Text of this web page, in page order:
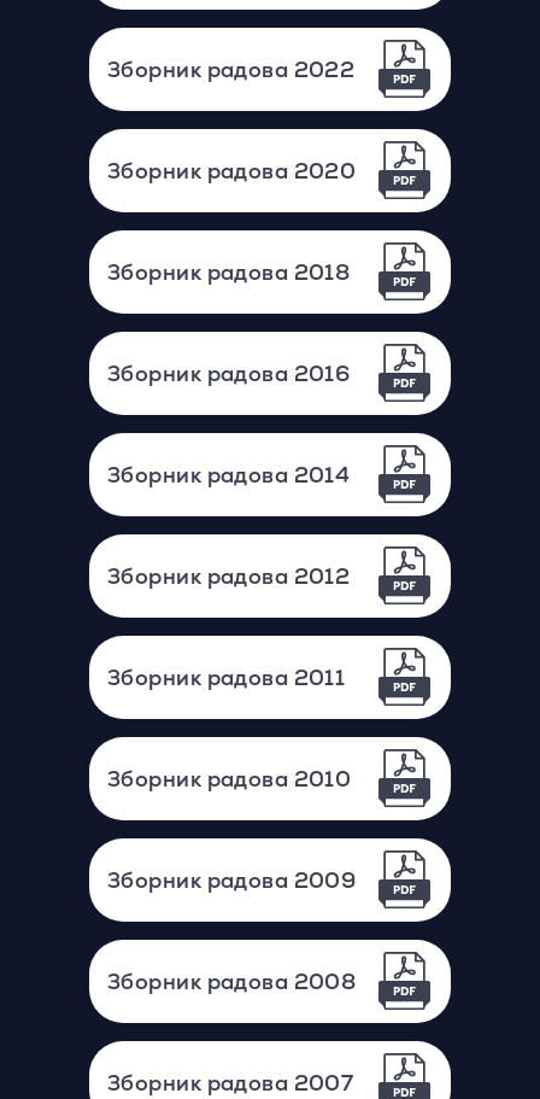
Зборник радова 2022
Зборник радова 2020
Зборник радова 2018
Зборник радова 2016
Зборник радова 2014
Зборник радова 2012
Зборник радова 2011
Зборник радова 2010
Зборник радова 2009
Зборник радова 2008
Зборник радова 2007